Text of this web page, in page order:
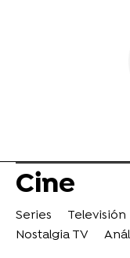
Cine
Series Televisión
Nostalgia TV